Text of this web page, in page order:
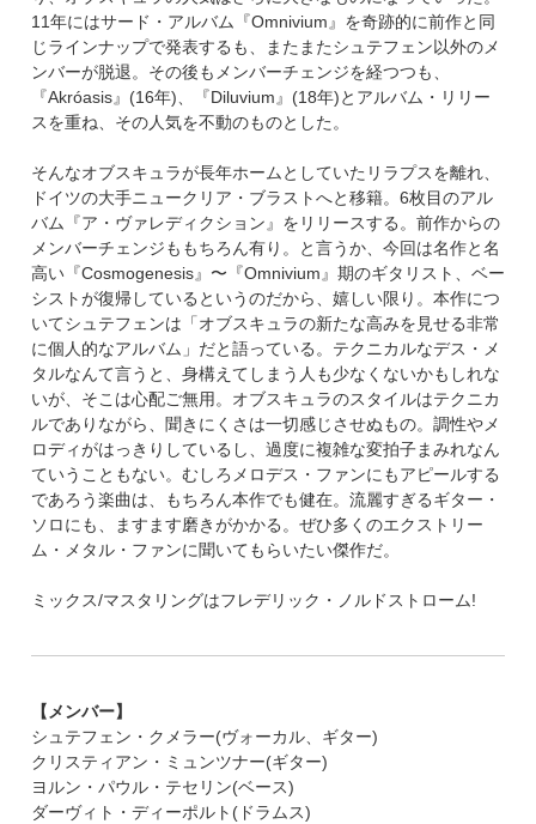
11年にはサード・アルバム『Omnivium』を奇跡的に前作と同
じラインナップで発表するも、またまたシュテフェン以外のメ
ンバーが脱退。その後もメンバーチェンジを経つつも、
『Akróasis』(16年)、『Diluvium』(18年)とアルバム・リリー
スを重ね、その人気を不動のものとした。
そんなオブスキュラが長年ホームとしていたリラプスを離れ、
ドイツの大手ニュークリア・ブラストへと移籍。6枚目のアル
バム『ア・ヴァレディクション』をリリースする。前作からの
メンバーチェンジももちろん有り。と言うか、今回は名作と名
高い『Cosmogenesis』〜『Omnivium』期のギタリスト、ベー
シストが復帰しているというのだから、嬉しい限り。本作につ
いてシュテフェンは「オブスキュラの新たな高みを見せる非常
に個人的なアルバム」だと語っている。テクニカルなデス・メ
タルなんて言うと、身構えてしまう人も少なくないかもしれな
いが、そこは心配ご無用。オブスキュラのスタイルはテクニカ
ルでありながら、聞きにくさは一切感じさせぬもの。調性やメ
ロディがはっきりしているし、過度に複雑な変拍子まみれなん
ていうこともない。むしろメロデス・ファンにもアピールする
であろう楽曲は、もちろん本作でも健在。流麗すぎるギター・
ソロにも、ますます磨きがかかる。ぜひ多くのエクストリー
ム・メタル・ファンに聞いてもらいたい傑作だ。
ミックス/マスタリングはフレデリック・ノルドストローム!
【メンバー】
シュテフェン・クメラー(ヴォーカル、ギター)
クリスティアン・ミュンツナー(ギター)
ヨルン・パウル・テセリン(ベース)
ダーヴィト・ディーポルト(ドラムス)